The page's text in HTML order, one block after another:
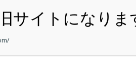
・HOME ・ITEM